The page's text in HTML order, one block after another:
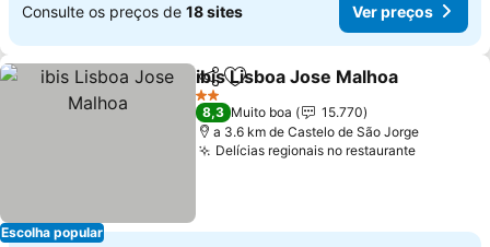
Consulte os preços de 18 sites Ver preços
Escolha popular
PartilharAdicionar aos favoritos
ibis Lisboa Jose Malhoa
2 Estrelas
8,3 Muito boa
15.770
a 3.6 km de Castelo de São Jorge
Delícias regionais no restaurante